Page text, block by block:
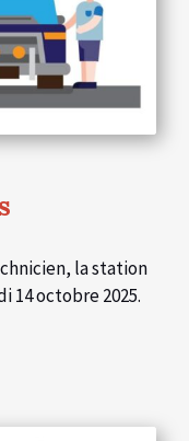
la station
14 octobre 2025.